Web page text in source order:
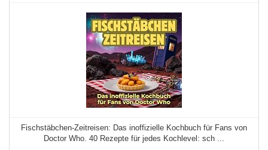
Fischstäbchen-Zeitreisen: Das inoffizielle Kochbuch für Fans von
Doctor Who. 40 Rezepte für jedes Kochlevel: sch ...